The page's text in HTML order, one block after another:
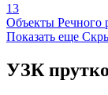
13
Объекты Речного
Показать еще
УЗК